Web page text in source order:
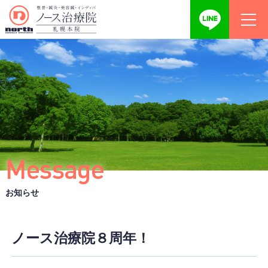
Message
お知らせ
ノース治療院８周年！